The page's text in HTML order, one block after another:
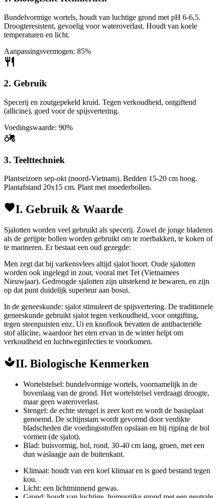
Bundelvormige wortels, houdt van luchtige grond met pH 6-6,5.
Droogteresistent, gevoelig voor wateroverlast. Houdt van koele
temperaturen en licht.
Aanpassingsvermogen: 85%
2. Gebruik
Specerij en zoutgepekeld kruid. Tegen verkoudheid, ontgiftend
(allicine), goed voor de spijsvertering.
Voedingswaarde: 90%
3. Teelttechniek
Plantseizoen sep-okt (noord-Vietnam). Bedden 15-20 cm hoog.
Plantafstand 20x15 cm. Plant met moederbollen.
I. Gebruik & Waarde
Sjalotten worden veel gebruikt als specerij. Zowel de jonge bladeren
als de gerijpte bollen worden gebruikt om te roerbakken, te koken of
te marineren. Er bestaat een oud gezegde:
Men zegt dat bij varkensvlees altijd sjalot hoort. Oude sjalotten
worden ook ingelegd in zout, vooral met Tet (Vietnamees
Nieuwjaar). Gedroogde sjalotten zijn uitstekend te bewaren, en zijn
op dat punt duidelijk superieur aan bosui.
In de geneeskunde: sjalot stimuleert de spijsvertering. De traditionele
geneeskunde gebruikt sjalot tegen verkoudheid, voor ontgifting,
tegen steenpuisten enz. Ui en knoflook bevatten de antibacteriële
stof allicine, waardoor het eten ervan in de winter helpt om
verkoudheid en luchtweginfecties te voorkomen.
II. Biologische Kenmerken
Wortelstelsel: bundelvormige wortels, voornamelijk in de
bovenlaag van de grond. Het wortelstelsel verdraagt droogte,
maar geen wateroverlast.
Stengel: de echte stengel is zeer kort en wordt de basisplaat
genoemd. De schijnstam wordt gevormd door verdikte
bladscheden die voedingsstoffen opslaan en bij rijping de bol
vormen (de sjalot).
Blad: buisvormig, hol, rond, 30-40 cm lang, groen, met een
dun waslaagje aan de buitenkant.
Klimaat: houdt van een koel klimaat en is goed bestand tegen
kou.
Licht: een lichtminnend gewas.